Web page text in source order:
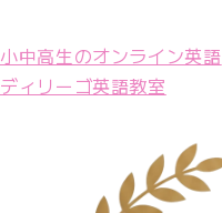
小中高生のオンライン英語
ディリーゴ英語教室